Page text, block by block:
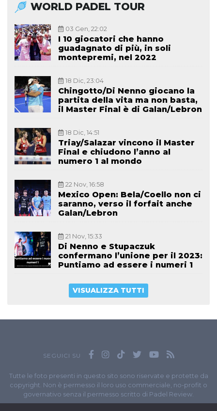
WORLD PADEL TOUR
03 Gen, 22:02
I 10 giocatori che hanno
guadagnato di più, in soli
montepremi, nel 2022
18 Dic, 23:04
Chingotto/Di Nenno giocano la
partita della vita ma non basta,
il Master Final è di Galan/Lebron
18 Dic, 14:51
Triay/Salazar vincono il Master
Final e chiudono l’anno al
numero 1 al mondo
22 Nov, 16:58
Mexico Open: Bela/Coello non ci
saranno, verso il forfait anche
Galan/Lebron
21 Nov, 15:33
Di Nenno e Stupaczuk
confermano l’unione per il 2023:
Puntiamo ad essere i numeri 1
VISUALIZZA TUTTI
SEGUICI SU
Tutte le foto presenti in questo sito sono riservate e protette da
copyright. Non è permesso il loro uso commerciale, no-profit o
governativo senza il permesso scritto di Padel Review.